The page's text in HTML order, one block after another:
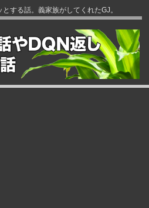
する話。義家族がしてくれたGJ。